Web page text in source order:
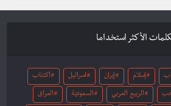
الأكثر استخداما
إسلام إيران اسرائيل اكتئاب
الربيع العربي السعودية العراق